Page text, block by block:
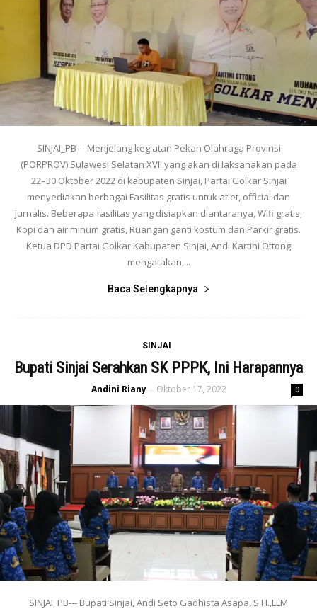
SINJAI_PB--- Menjelang kegiatan Pekan Olahraga Provinsi
(PORPROV) Sulawesi Selatan XVII yang akan di laksanakan pada
22–30 Oktober 2022 di kabupaten Sinjai, Partai Golkar Sinjai
menyediakan berbagai Fasilitas gratis untuk atlet, official dan
jurnalis. Beberapa fasilitas yang disiapkan diantaranya, Wifi gratis,
Kopi dan air minum gratis, Ruangan ganti kostum dan Parkir gratis.
Ketua DPD Partai Golkar Kabupaten Sinjai, Andi Kartini Ottong
mengatakan,...
Baca Selengkapnya
SINJAI
Bupati Sinjai Serahkan SK PPPK, Ini Harapannya
Andini Riany - Oktober 17, 2022 0
SINJAI_PB--- Bupati Sinjai, Andi Seto Gadhista Asapa, S.H.,LLM